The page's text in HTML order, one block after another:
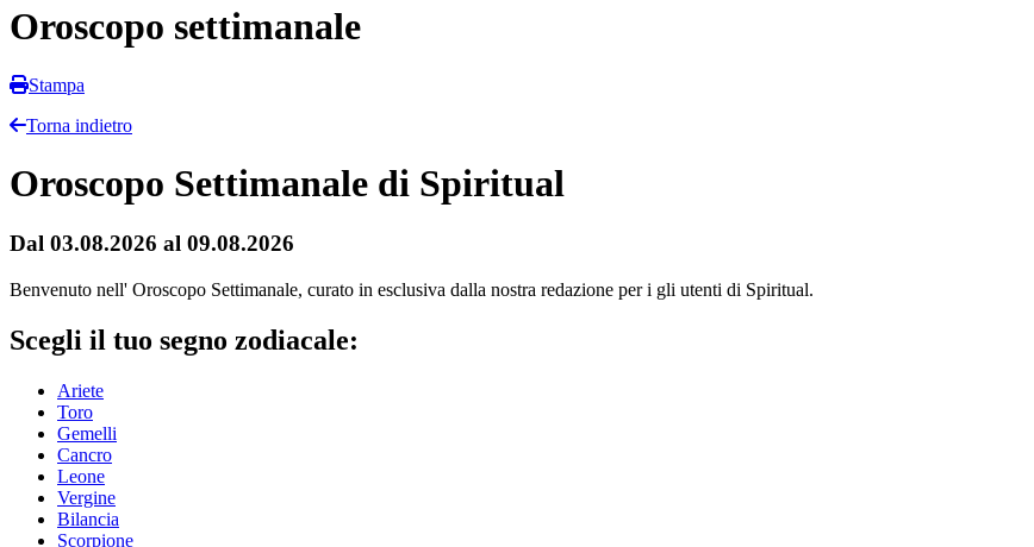
Oroscopo settimanale
Stampa
Torna indietro
Oroscopo Settimanale di Spiritual
Dal 03.08.2026 al 09.08.2026
Benvenuto nell' Oroscopo Settimanale, curato in esclusiva dalla nostra redazione per i gli utenti di Spiritual.
Scegli il tuo segno zodiacale:
Ariete
Toro
Gemelli
Cancro
Leone
Vergine
Bilancia
Scorpione